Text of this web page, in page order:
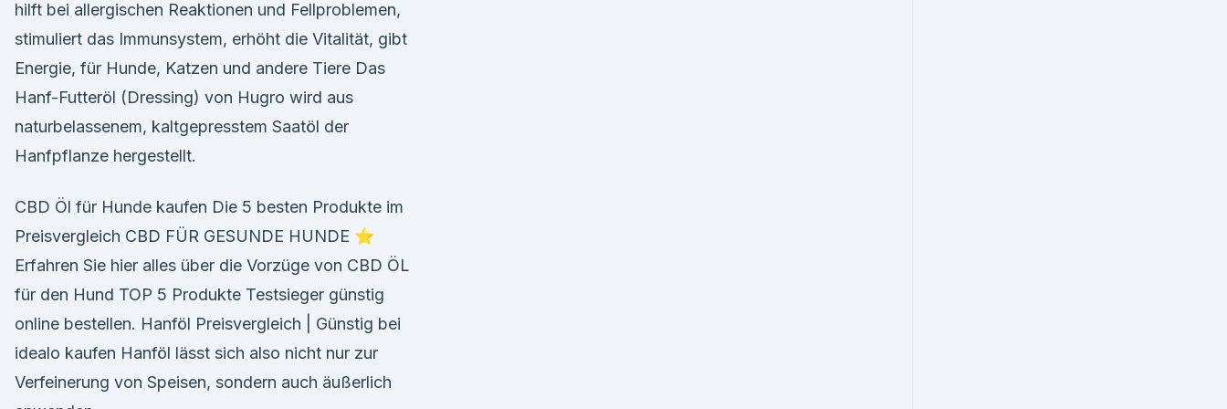
hilft bei allergischen Reaktionen und Fellproblemen,
stimuliert das Immunsystem, erhöht die Vitalität, gibt
Energie, für Hunde, Katzen und andere Tiere Das
Hanf-Futteröl (Dressing) von Hugro wird aus
naturbelassenem, kaltgepresstem Saatöl der
Hanfpflanze hergestellt.
CBD Öl für Hunde kaufen Die 5 besten Produkte im
Preisvergleich CBD FÜR GESUNDE HUNDE ⭐
Erfahren Sie hier alles über die Vorzüge von CBD ÖL
für den Hund TOP 5 Produkte Testsieger günstig
online bestellen. Hanföl Preisvergleich | Günstig bei
idealo kaufen Hanföl lässt sich also nicht nur zur
Verfeinerung von Speisen, sondern auch äußerlich